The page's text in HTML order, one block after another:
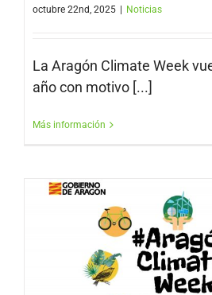
octubre 22nd, 2025 | Noticias
La Aragón Climate Week
año con motivo [...]
Más información